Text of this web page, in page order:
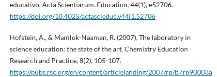
educativo. Acta Scientiarum. Education, 44(1), e52706.
https://doi.org/10.4025/actascieduc.v44i1.52706
Hofstein, A., & Mamlok-Naaman, R. (2007), The laboratory in
science education: the state of the art. Chemistry Education
Research and Practice, 8(2), 105-107.
https://pubs.rsc.org/en/content/articlelanding/2007/rp/b7rp90003a